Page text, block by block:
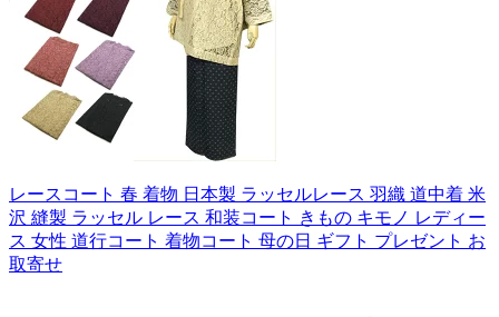
レースコート 春 着物 日本製 ラッセルレース 羽織 道中着 米
沢 縫製 ラッセル レース 和装コート きもの キモノ レディー
ス 女性 道行コート 着物コート 母の日 ギフト プレゼント お
取寄せ